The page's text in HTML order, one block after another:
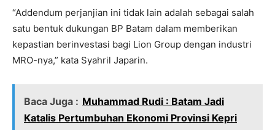
“Addendum perjanjian ini tidak lain adalah sebagai salah
satu bentuk dukungan BP Batam dalam memberikan
kepastian berinvestasi bagi Lion Group dengan industri
MRO-nya,” kata Syahril Japarin.
Baca Juga : Muhammad Rudi : Batam Jadi
Katalis Pertumbuhan Ekonomi Provinsi Kepri